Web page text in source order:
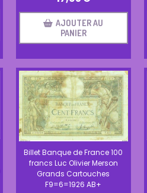
AJOUTER AU
PANIER
Billet Banque de France 100
francs Luc Olivier Merson
Grands Cartouches
F9=6=1926 AB+